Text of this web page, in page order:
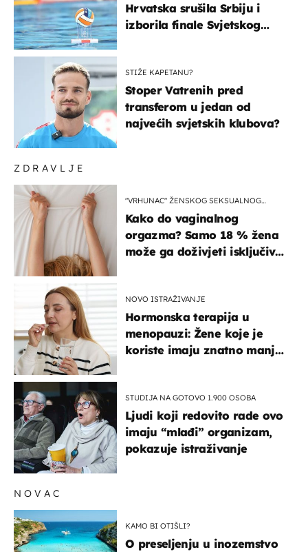
ZDRAVLJE
"VRHUNAC" ŽENSKOG SEKSUALNOG
Kako do vaginalnog
orgazma? Samo 18 % žena
može ga doživjeti isključivo
NOVO ISTRAŽIVANJE
Hormonska terapija u
menopauzi: Žene koje je
koriste imaju znatno manji
STUDIJA NA GOTOVO 1.900 OSOBA
Ljudi koji redovito rade ovo
imaju “mlađi” organizam,
pokazuje istraživanje
Hrvatska srušila Srbiju i
izborila finale Svjetskog
STIŽE KAPETANU?
Stoper Vatrenih pred
transferom u jedan od
najvećih svjetskih klubova?
NOVAC
KAMO BI OTIŠLI?
O preseljenju u inozemstvo